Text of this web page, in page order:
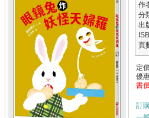
作
分
出
頁
定
優
書
訂